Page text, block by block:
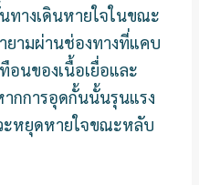
างเดินหายใจในขณะ
ยามผ่านช่องทางที่แคบ
อนของเนื้อเยื่อและ
ากการอุดกั้นนั้นรุนแรง
ะหยุดหายใจขณะหลับ